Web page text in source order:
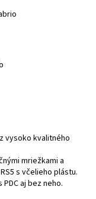
vysoko kvalitného
mriežkami a
s včelieho plástu.
aj bez neho.